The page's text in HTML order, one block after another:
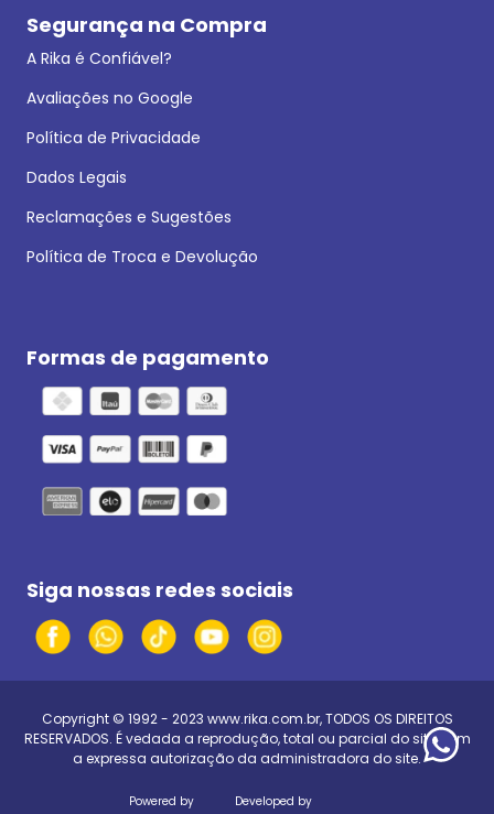
Segurança na Compra
A Rika é Confiável?
Avaliações no Google
Política de Privacidade
Dados Legais
Reclamações e Sugestões
Política de Troca e Devolução
Formas de pagamento
Siga nossas redes sociais
Copyright © 1992 - 2023 www.rika.com.br, TODOS OS DIREITOS
RESERVADOS. É vedada a reprodução, total ou parcial do site, sem
a expressa autorização da administradora do site.
Powered by Developed by